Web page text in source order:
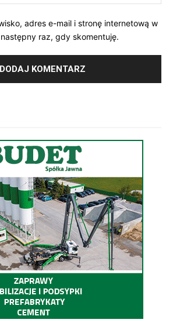
adres e-mail i stronę internetową w
raz, gdy skomentuję.